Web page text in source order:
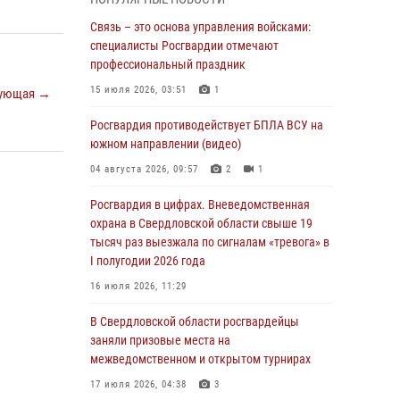
→
05 августа 2026, 05:44 10
Росгвардия противодействует БПЛА ВСУ на
южном направлении (видео)
Росгвардия приняла участие в обеспечении
безопасности Дня города в Екатеринбурге
Росгвардия приняла участие в
межведомственном антитеррористическом
учении в Свердловской области
31 июля 2026, 12:27
Росгвардия обеспечивает безопасность
граждан на южном направлении
31 июля 2026, 06:56 1
Связь – это основа управления войсками:
специалисты Росгвардии отмечают
профессиональный праздник
15 июля 2026, 03:51 1
Росгвардия противодействует БПЛА ВСУ на
южном направлении (видео)
04 августа 2026, 09:57 2 1
Росгвардия в цифрах. Вневедомственная
охрана в Свердловской области свыше 19
тысяч раз выезжала по сигналам «тревога» в
I полугодии 2026 года
16 июля 2026, 11:29
В Свердловской области росгвардейцы
заняли призовые места на
межведомственном и открытом турнирах
17 июля 2026, 04:38 3